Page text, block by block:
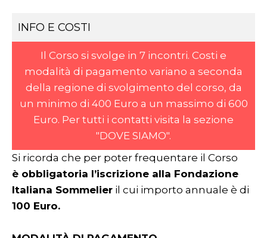
INFO E COSTI
Il Corso si svolge in 7 incontri. Costi e
modalità di pagamento variano a seconda
della regione di svolgimento del corso, da
un minimo di 400 Euro a un massimo di 600
Euro. Per tutti i contatti visita la sezione
"DOVE SIAMO".
Si ricorda che per poter frequentare il Corso
è obbligatoria l’iscrizione alla Fondazione
Italiana Sommelier il cui importo annuale è di
100 Euro.